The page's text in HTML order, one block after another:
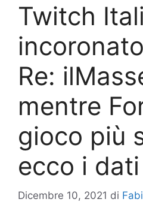
Twitch
Re:
mentre
gioco più
ecco i
Dicembre 10, 2021 di